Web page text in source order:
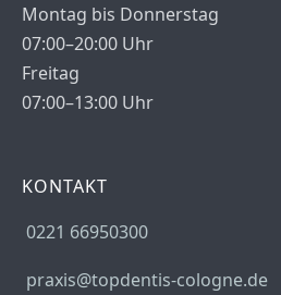
Montag bis Donnerstag
07:00–20:00 Uhr
Freitag
07:00–13:00 Uhr
KONTAKT
0221 66950300
praxis@topdentis-cologne.de